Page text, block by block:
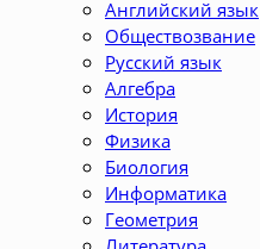
Английский язык
Обществозвание
Русский язык
Алгебра
История
Физика
Биология
Информатика
Геометрия